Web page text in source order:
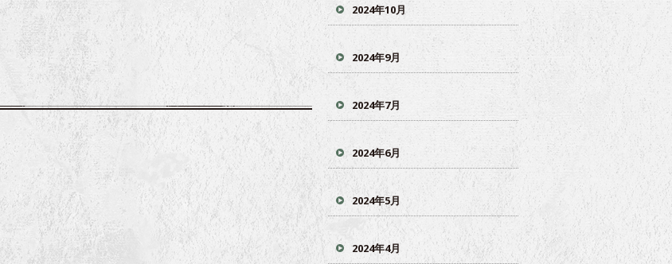
2024年10月
2024年9月
2024年7月
2024年6月
2024年5月
2024年4月